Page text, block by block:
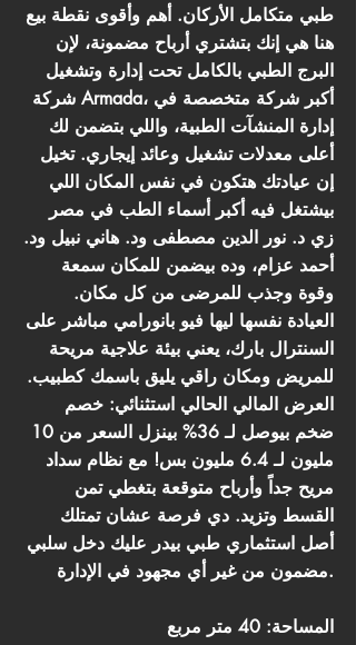
طبي متكامل الأركان. أهم وأقوى نقطة بيع
هنا هي إنك بتشتري أرباح مضمونة، لإن
البرج الطبي بالكامل تحت إدارة وتشغيل
شركة Armada، أكبر شركة متخصصة في
إدارة المنشآت الطبية، واللي بتضمن لك
أعلى معدلات تشغيل وعائد إيجاري. تخيل
إن عيادتك هتكون في نفس المكان اللي
بيشتغل فيه أكبر أسماء الطب في مصر
زي د. نور الدين مصطفى ود. هاني نبيل ود.
أحمد عزام، وده بيضمن للمكان سمعة
وقوة وجذب للمرضى من كل مكان.
العيادة نفسها ليها فيو بانورامي مباشر على
السنترال بارك، يعني بيئة علاجية مريحة
للمريض ومكان راقي يليق باسمك كطبيب.
العرض المالي الحالي استثنائي: خصم
ضخم بيوصل لـ 36% بينزل السعر من 10
مليون لـ 6.4 مليون بس! مع نظام سداد
مريح جداً وأرباح متوقعة بتغطي تمن
القسط وتزيد. دي فرصة عشان تمتلك
أصل استثماري طبي بيدر عليك دخل سلبي
مضمون من غير أي مجهود في الإدارة.
المساحة: 40 متر مربع